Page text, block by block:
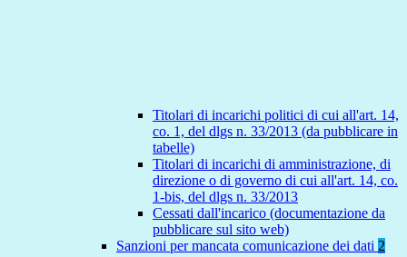
Titolari di incarichi politici di cui all'art. 14,
co. 1, del dlgs n. 33/2013 (da pubblicare in
tabelle)
Titolari di incarichi di amministrazione, di
direzione o di governo di cui all'art. 14, co.
1-bis, del dlgs n. 33/2013
Cessati dall'incarico (documentazione da
pubblicare sul sito web)
Sanzioni per mancata comunicazione dei dati 2